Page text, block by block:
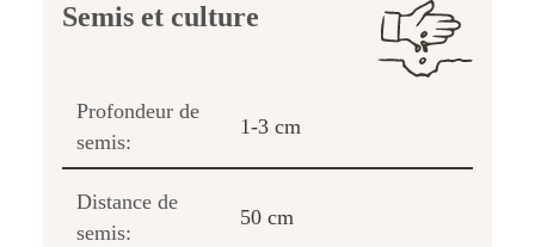
Semis et culture
Profondeur de
semis:
1-3 cm
Distance de
semis:
50 cm